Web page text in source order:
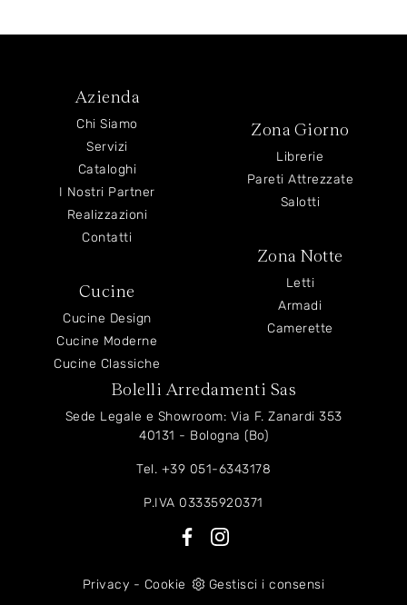
Azienda
Chi Siamo
Servizi
Cataloghi
I Nostri Partner
Realizzazioni
Contatti
Cucine
Cucine Design
Cucine Moderne
Cucine Classiche
Zona Giorno
Librerie
Pareti Attrezzate
Salotti
Zona Notte
Letti
Armadi
Camerette
Bolelli Arredamenti Sas
Sede Legale e Showroom: Via F. Zanardi 353
40131 - Bologna (Bo)
Tel. +39 051-6343178
P.IVA 03335920371
Privacy - Cookie Gestisci i consensi